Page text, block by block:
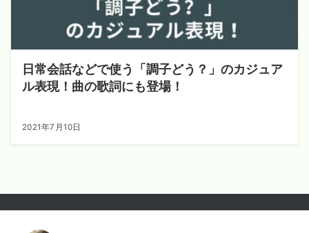
日常会話などで使う「調子どう？」のカジュア
ル表現！曲の歌詞にも登場！
2021年7月10日